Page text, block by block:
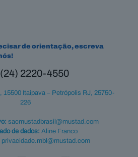
de orientação, escreva
2220-4550
15500 Itaipava – Petrópolis RJ, 25750-
226
sacmustadbrasil@mustad.com
de dados: Aline Franco
privacidade.mbl@mustad.com